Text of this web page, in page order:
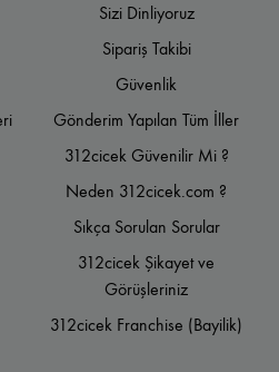
Sizi Dinliyoruz
Sipariş Takibi
Güvenlik
Gönderim Yapılan Tüm İller
312cicek Güvenilir Mi ?
Neden 312cicek.com ?
Sıkça Sorulan Sorular
312cicek Şikayet ve
Görüşleriniz
312cicek Franchise (Bayilik)